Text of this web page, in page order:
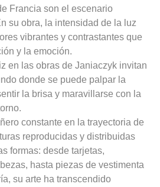
Francia son el escenario
su obra, la intensidad de la luz
vibrantes y contrastantes que
y la emoción.
en las obras de Janiaczyk invitan
donde se puede palpar la
la brisa y maravillarse con la
constante en la trayectoria de
reproducidas y distribuidas
formas: desde tarjetas,
hasta piezas de vestimenta
su arte ha transcendido